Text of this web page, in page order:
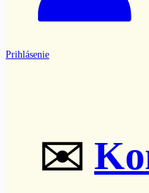
Prihlásenie
✉️